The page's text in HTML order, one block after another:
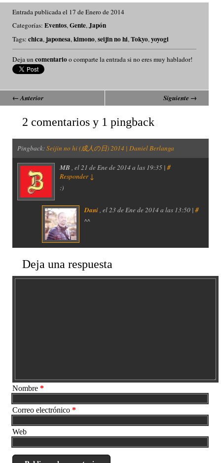
Entrada publicada el 17 de Enero de 2014
Categorías: Eventos,Gente,Japón
Tags: chica, japonesa,kimono,seijin no hi,Tokyo,yoyogi
Deja un comentarioo comparte la entrada si no eres muy hablador!
←Anterior Siguiente →
2 comentarios y 1 pingback
Pingback:Seijin no hi (成人の日) 2014 | Daniel Berlanga
MB, el21 de Ene de 2014 a las 19:35 |#
Responder↓
:)
Dani, el23 de Ene de 2014 a las 13:50 |#
^^
Deja una respuesta
Nombre *
Correo electrónico *
Web